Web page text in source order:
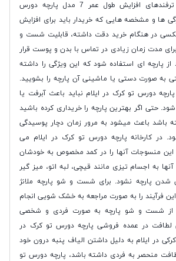
هموطنان عزیز است. ترفندهای افزایش طول عمر 7 مدل پارچه دورس
ها و مشخصه هایی که خریدار باید برای افزایش
در هنگام خرید دقت داشته، قابلیت شست و
مدت زمان زیادی در تماس با بدن و پوست قرار
از پارچه ای استفاده شود که این ویژگی را داشته
به صورت دستی یا ماشینی آن پارچه را بشویید.
دورس تو کرک در ایلام نباید باعث آبرفت یا
حتی اگر بهترین پارچه را خریداری کرده باشید
باشد باعث میشود به مرور زمان دچار پوسیدگی
در کارخانه پارچه دورس تو کرک در ایلام می
این منسوجات آنها را در کمد مخصوص به خودشان
به اجسام تیزی مانند قیچی، لبه اتو، میز گیر
پارچه نشود. برای شست و شو پارچه ملانژ
فرآیند را به صورت مراجعه به خشک شویی انجام
از شست و شو پارچه به صورت فردی و شخصی
لطافت در عمده فروشی پارچه دورس تو کرک در
در ایلام به دلیل داشتن الیاف پنبه درون خود
منحصر به فردی داشته باشد، پارچه دورس تو